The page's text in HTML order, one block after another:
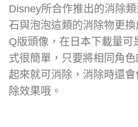
Disney所合作推出的消除
石與泡泡這類的消除物更
Q版頭像，在日本下載量可
式很簡單，只要將相同角
起來就可消除，消除時還
除效果哦。